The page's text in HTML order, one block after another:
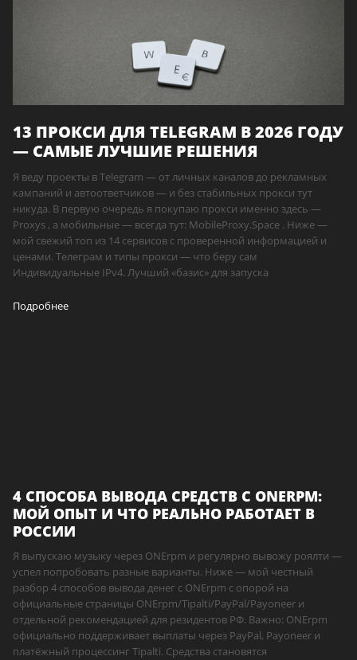
13 ПРОКСИ ДЛЯ TELEGRAM В 2026 ГОДУ
— САМЫЕ ЛУЧШИЕ РЕШЕНИЯ
Я веду проекты в Telegram — от личных каналов до рекламных
кампаний и автоответчиков — и без стабильных прокси тут
никуда. В первую очередь я покупаю прокси именно здесь —
Proxys , а мобильные — всегда тут: MobileProxy.Space . Ниже —
мой свежий топ из 14 сервисов с проверенной информацией и
ценами. Телеграм и типы прокси — что беру сам
Индивидуальные IPv4. Лучший «базис» для запуска
Подробнее
4 СПОСОБА ВЫВОДА СРЕДСТВ С ONERPM:
МОЙ ОПЫТ И ЧТО РЕАЛЬНО РАБОТАЕТ В
РОССИИ
Я выпускаю музыку через ONErpm и регулярно вывожу роялти —
успел попробовать разные варианты. Ниже — мой честный
разбор 4 способов вывода денег с ONErpm с опорой на
официальные страницы ONErpm/Tipalti/PayPal/Payoneer и
отдельной рекомендацией для резидентов РФ. Важно: ONErpm
официально поддерживает выплаты через PayPal, Payoneer и
платёжный процессинг Tipalti. Средства становятся